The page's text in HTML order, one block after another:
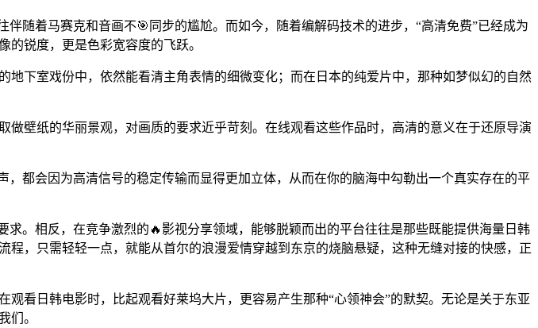
随着马赛克和音画不🎯同步的尴尬。而如今，随着编解码技术的进步，“高清免费”已经成为
锐度，更是色彩宽容度的飞跃。
下室戏份中，依然能看清主角表情的细微变化；而在日本的纯爱片中，那种如梦似幻的自然
壁纸的华丽景观，对画质的要求近乎苛刻。在线观看这些作品时，高清的意义在于还原导演
都会因为高清信号的稳定传输而显得更加立体，从而在你的脑海中勾勒出一个真实存在的平
。相反，在竞争激烈的🔥影视分享领域，能够脱颖而出的平台往往是那些既能提供海量日韩
，只需轻轻一点，就能从首尔的浪漫爱情穿越到东京的烧脑悬疑，这种无缝对接的快感，正
看日韩电影时，比起观看好莱坞大片，更容易产生那种“心领神会”的默契。无论是关于东亚
们。